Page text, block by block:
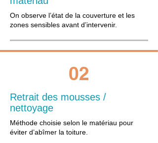
On observe l’état de la couverture et les
zones sensibles avant d’intervenir.
02
Retrait des mousses /
nettoyage
Méthode choisie selon le matériau pour
éviter d’abîmer la toiture.